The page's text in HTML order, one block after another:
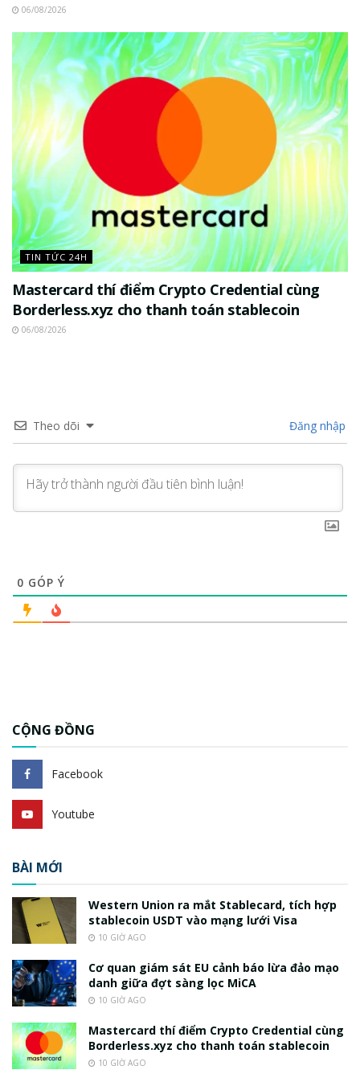
06/08/2026
TIN TỨC 24H
Mastercard thí điểm Crypto Credential cùng
Borderless.xyz cho thanh toán stablecoin
06/08/2026
Theo dõi Đăng nhập
0 GÓP Ý
CỘNG ĐỒNG
Facebook
Youtube
BÀI MỚI
Western Union ra mắt Stablecard, tích hợp
stablecoin USDT vào mạng lưới Visa
10 GIỜ AGO
Cơ quan giám sát EU cảnh báo lừa đảo mạo
danh giữa đợt sàng lọc MiCA
10 GIỜ AGO
Mastercard thí điểm Crypto Credential cùng
Borderless.xyz cho thanh toán stablecoin
10 GIỜ AGO